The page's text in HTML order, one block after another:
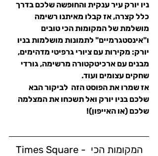
ניו יורק עיר ענקית והחופשה שלכם בדרך
כלל קצרה, אז קבלו מאיתנו רשימה
מושלמת של המקומות הכי טובים
ו"אינסטגרמיים" לתמונות מושלמות בניו
יורק: מקירות עם ציורי גרפיטי מדהימים,
מבנים עם ארכיטקטורה מרשימה, גורדי
שחקים עצומים ועוד.
אז שמרו את הפוסט הזה  לביקור הבא
שלכם בניו יורק ואל תשכחו את המצלמה
שלכם (או האייפון)!
Times Square - המקומות הכי